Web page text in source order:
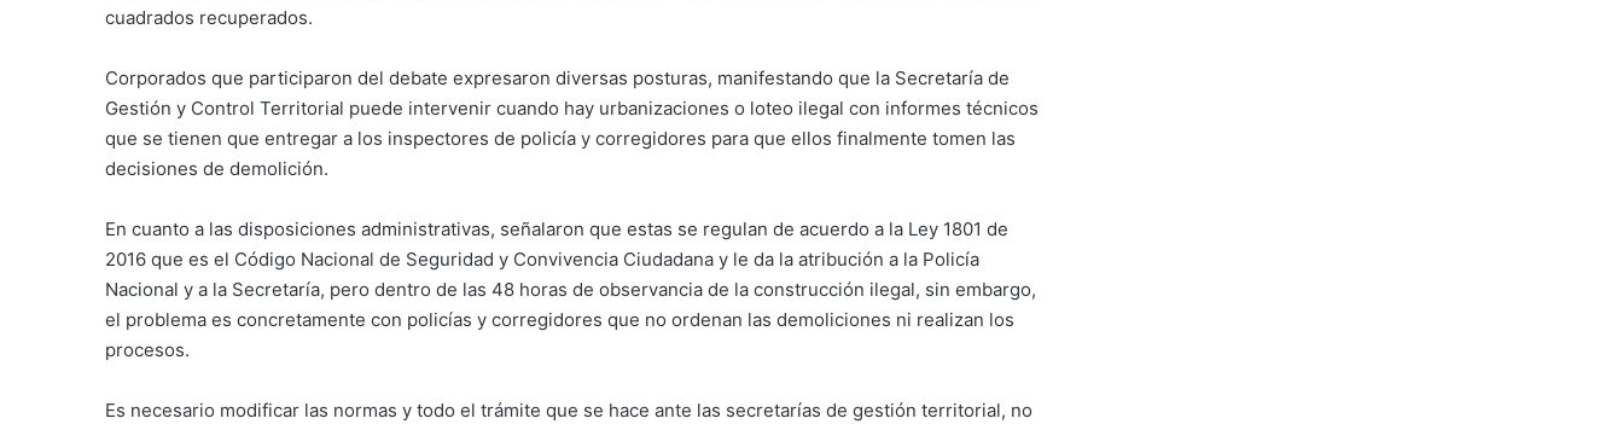
cuadrados recuperados.
Corporados que participaron del debate expresaron diversas posturas, manifestando que la Secretaría de
Gestión y Control Territorial puede intervenir cuando hay urbanizaciones o loteo ilegal con informes técnicos
que se tienen que entregar a los inspectores de policía y corregidores para que ellos finalmente tomen las
decisiones de demolición.
En cuanto a las disposiciones administrativas, señalaron que estas se regulan de acuerdo a la Ley 1801 de
2016 que es el Código Nacional de Seguridad y Convivencia Ciudadana y le da la atribución a la Policía
Nacional y a la Secretaría, pero dentro de las 48 horas de observancia de la construcción ilegal, sin embargo,
el problema es concretamente con policías y corregidores que no ordenan las demoliciones ni realizan los
procesos.
Es necesario modificar las normas y todo el trámite que se hace ante las secretarías de gestión territorial, no